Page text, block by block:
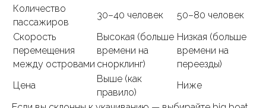
Количество
пассажиров
30–40 человек
50–80 человек
Скорость
перемещения
между островами
Высокая (больше
времени на
снорклинг)
Низкая (больше
времени на
переезды)
Цена
Выше (как
правило)
Ниже